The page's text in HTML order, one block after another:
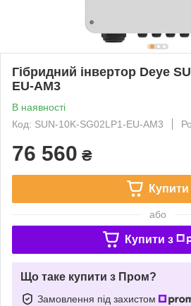
Гібридний інвертор Deye
EU-AM3
В наявності
Код: SUN-10K-SG02LP1-EU-AM3
76 560 ₴
Купити
або
Купити з
Що таке купити з Пром?
Замовлення під захистом